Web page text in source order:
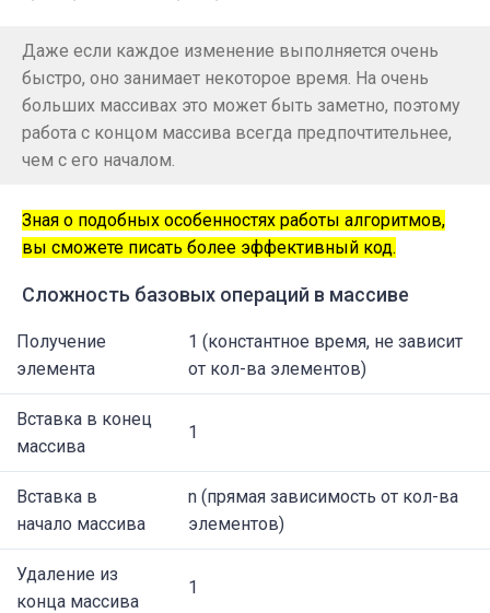
Даже если каждое изменение выполняется очень
быстро, оно занимает некоторое время. На очень
больших массивах это может быть заметно, поэтому
работа с концом массива всегда предпочтительнее,
чем с его началом.
Зная о подобных особенностях работы алгоритмов,
вы сможете писать более эффективный код.
Сложность базовых операций в массиве
Получение
элемента
1 (константное время, не зависит
от кол-ва элементов)
Вставка в конец
массива
1
Вставка в
начало массива
n (прямая зависимость от кол-ва
элементов)
Удаление из
конца массива
1